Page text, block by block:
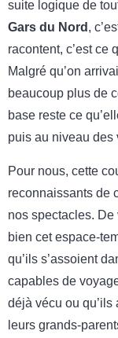
suite logique de
Gars du Nord ,
racontent, c’est ce
Malgré qu’on
beaucoup plus de
base reste ce
puis au niveau des
Pour nous, cette
reconnaissants de
nos spectacles.
bien cet espace-
qu’ils s’assoient
capables de
déjà vécu ou
leurs grands-